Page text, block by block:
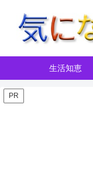
生活知恵
PR